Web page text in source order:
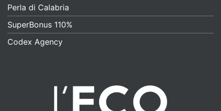
Perla di Calabria
SuperBonus 110%
Codex Agency